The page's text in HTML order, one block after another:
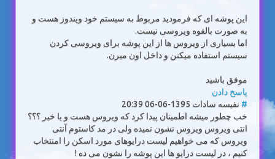
این پوشه ای که فرمودید مربوط به سیستم خود ویندوز هست و
به صورت بالقوه ویروسی نیست.
اما بسیاری از ویروس ها از این پوشه برای ویروسی کردن
سیستم استفاده میکنن و داخل اون میرن.
موفق باشید
پاسخ دادن
# نفیسه سادات 1395-06-06 20:39
خب چطور میشه اطمینان پیدا کرد که ویروس هست و یا خیر ؟؟؟
انتی ویروس ویروس نشون نمیده ولی در مد کاستوم آنتی
ویروس که می خواهیم لیست درایوهای مورد اسکن را امنتخاب
کنیم ، در لیست درایو ها این پوشه را نشون می ده !